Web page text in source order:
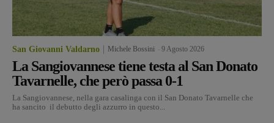
San Giovanni Valdarno Michele Bossini 9 Agosto 2026
La Sangiovannese tiene testa al San Donato
Tavarnelle, che però passa 0-1
La Sangiovannese, nella gara casalinga con il San Donato Tavarnelle che
ha sancito il debutto degli azzurro in questo...